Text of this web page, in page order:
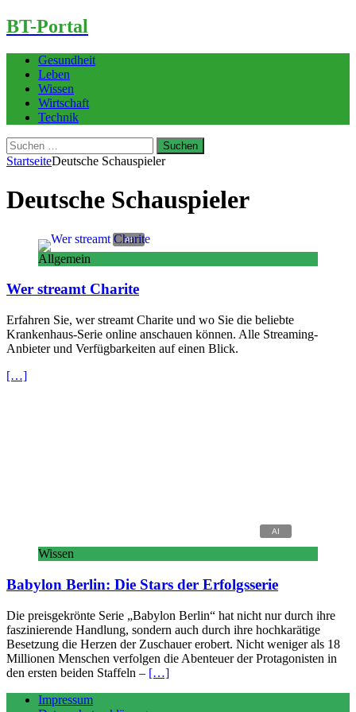
BT-Portal
Gesundheit
Leben
Wissen
Wirtschaft
Technik
Suchen
nach:
StartseiteDeutsche Schauspieler
Deutsche Schauspieler
Allgemein
Wer streamt Charite
Erfahren Sie, wer streamt Charite und wo Sie die beliebte
Krankenhaus-Serie online anschauen können. Alle Streaming-
Anbieter und Verfügbarkeiten auf einen Blick.
[…]
Wissen
Babylon Berlin: Die Stars der Erfolgsserie
Die preisgekrönte Serie „Babylon Berlin“ hat nicht nur durch ihre
faszinierende Handlung, sondern auch durch ihre hochkarätige
Besetzung die Herzen der Zuschauer erobert. Nicht weniger als 18
Millionen Menschen verfolgen die Abenteuer der Protagonisten in
den ersten beiden Staffeln – […]
Impressum